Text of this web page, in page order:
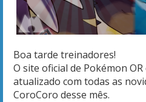
Boa tarde treinadores!
O site oficial de Pokémon OR
atualizado com todas as
CoroCoro desse mês.